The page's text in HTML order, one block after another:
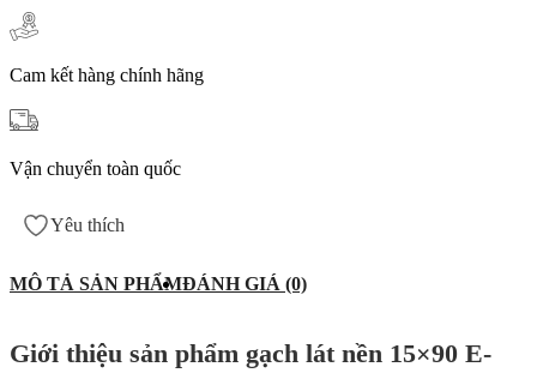
Cam kết hàng chính hãng
Vận chuyển toàn quốc
Yêu thích
MÔ TẢ SẢN PHẨMĐÁNH GIÁ (0)
Giới thiệu sản phẩm gạch lát nền 15×90 E-